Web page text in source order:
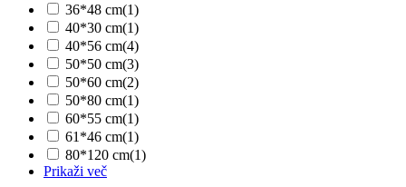
36*48 cm(1)
40*30 cm(1)
40*56 cm(4)
50*50 cm(3)
50*60 cm(2)
50*80 cm(1)
60*55 cm(1)
61*46 cm(1)
80*120 cm(1)
Prikaži več